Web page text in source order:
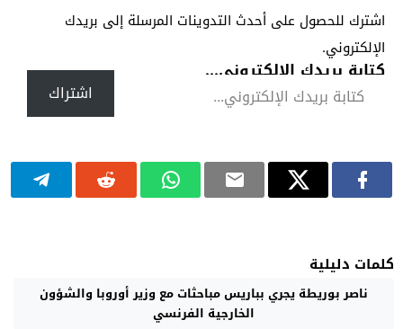
اشترك للحصول على أحدث التدوينات المرسلة إلى بريدك
الإلكتروني.
كتابة بريدك الإلكتروني...
اشتراك
كلمات دليلية
ناصر بوريطة يجري بباريس مباحثات مع وزير أوروبا والشؤون
الخارجية الفرنسي